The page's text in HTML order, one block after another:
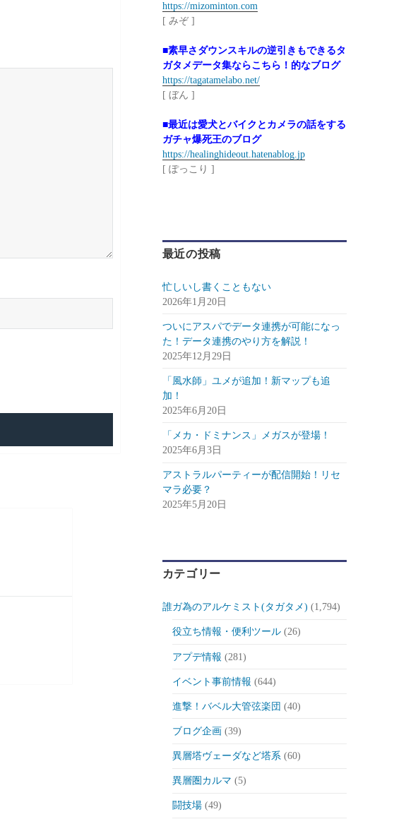
https://mizominton.com
[ みぞ ]
■素早さダウンスキルの逆引きもできるタ
ガタメデータ集ならこちら！的なブログ
https://tagatamelabo.net/
[ ぼん ]
■最近は愛犬とバイクとカメラの話をする
ガチャ爆死王のブログ
https://healinghideout.hatenablog.jp
[ ぽっこり ]
最近の投稿
忙しいし書くこともない
2026年1月20日
ついにアスパでデータ連携が可能になっ
た！データ連携のやり方を解説！
2025年12月29日
「風水師」ユメが追加！新マップも追
加！
2025年6月20日
「メカ・ドミナンス」メガスが登場！
2025年6月3日
アストラルパーティーが配信開始！リセ
マラ必要？
2025年5月20日
カテゴリー
誰ガ為のアルケミスト(タガタメ) (1,794)
役立ち情報・便利ツール(26)
アプデ情報 (281)
イベント事前情報 (644)
進撃！バベル大管弦楽団 (40)
ブログ企画 (39)
異層塔ヴェーダなど塔系(60)
異層圏カルマ (5)
闘技場(49)